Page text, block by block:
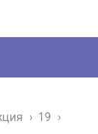
› 19 ›